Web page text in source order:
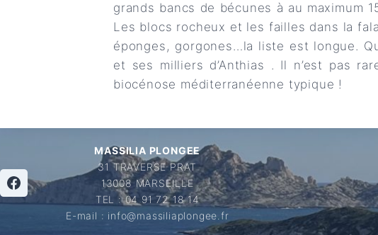
grands bancs de bécunes à au maximum
Les blocs rocheux et les failles dans la
éponges, gorgones…la liste est longue.
et ses milliers d’Anthias . Il n’est pas
biocénose méditerranéenne typique !
MASSILIA PLONGEE
31 TRAVERSE PRAT
13008 MARSEILLE
TEL : 04 91 72 18 14
E-mail : info@massiliaplongee.fr